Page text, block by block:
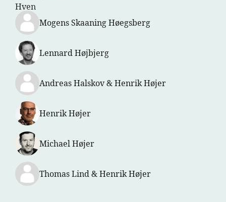
Mogens Skaaning Høegsberg
Lennard Højbjerg
Andreas Halskov & Henrik Højer
Henrik Højer
Michael Højer
Thomas Lind & Henrik Højer